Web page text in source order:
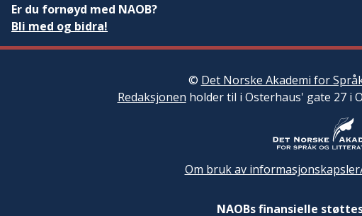
Er du fornøyd med NAOB?
Bli med og bidra!
© Det Norske Akademi for
Redaksjonen holder til i Osterhaus' gate 27 i
Om bruk av
NAOBs finansielle